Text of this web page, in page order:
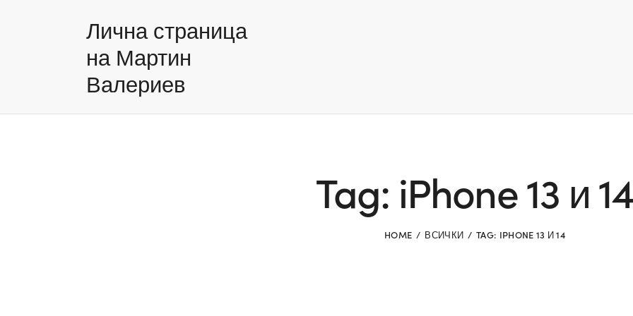
Лична страница
на Мартин
Валериев
Tag: iPhone 13 и
HOME ВСИЧКИ TAG: IPHONE 13 И 14